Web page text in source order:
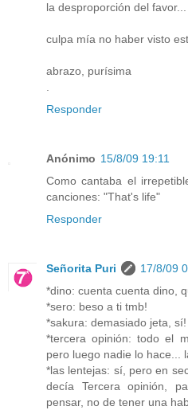
la desproporción del
culpa mía no haber visto
abrazo, purísima
.
Responder
Anónimo 15/8/09 19:11
Como cantaba el
canciones: "That's life"
Responder
Señorita Puri
17/8/09
*dino: cuenta cuenta dino,
*sero: beso a ti tmb!
*sakura: demasiado jeta, sí!
*tercera opinión: todo el
pero luego nadie lo hace...
*las lentejas: sí, pero en
decía Tercera opinión,
pensar, no de tener una